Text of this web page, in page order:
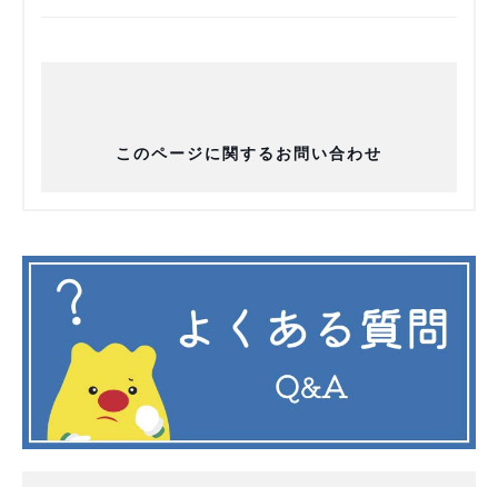
このページに関するお問い合わせ